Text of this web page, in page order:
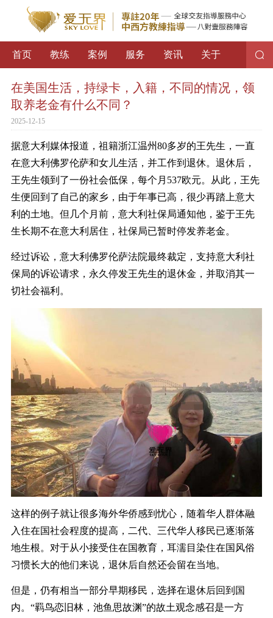
首页 教练 案例 服务 资讯 关于
在美国生活，持绿卡，入籍，不同的情况，领
取养老金有什么不同？
2025-12-15
据意大利媒体报道，祖籍浙江温州80多岁的王先生，一直
在意大利佛罗伦萨和女儿生活，并工作到退休。退休后，
王先生领到了一份社会低保，每个月537欧元。从此，王先
生便回到了自己的家乡，由于年事已高，很少再踏上意大
利的土地。但几个月前，意大利社保局通知他，鉴于王先
生长期不在意大利居住，社保局已暂时停发养老金。
经过诉讼，意大利佛罗伦萨法院最终裁定，支持意大利社
保局的诉讼请求，永久停发王先生的退休金，并取消其一
切社会福利。
这样的例子就让很多海外华侨感到忧心，随着华人群体融
入住在国社会程度的提高，二代、三代华人移民已逐渐落
地生根。对于从小接受住在国教育，耳濡目染住在国风俗
习惯长大的他们来说，退休后自然还会留在当地。
但是，仍有相当一部分早期移民，选择在退休后回到国
内。“羁鸟恋旧林，池鱼思故渊”的故土观念感召是一方